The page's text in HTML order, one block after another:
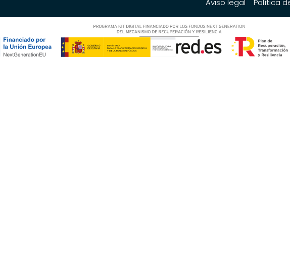
Aviso legal Política